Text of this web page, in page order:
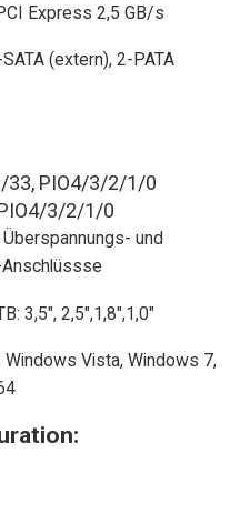
Express 2,5 GB/s
(extern), 2-PATA
33, PIO4/3/2/1/0
3/2/1/0
und
3,5", 2,5",1,8",1,0"
Windows Vista, Windows 7,